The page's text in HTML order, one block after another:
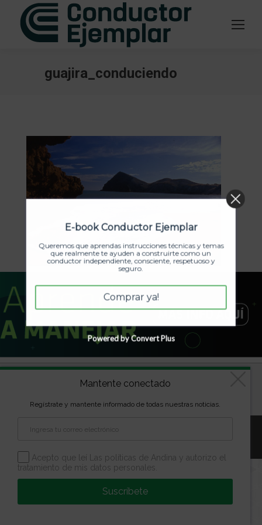
guajira_conduciendo
propiedad de la Escuela Andina | Todos los derechos
reservados
Aviso Legal Política de Privacidad
Mantente conectado
Regístrate y mantente informado de todas nuestras noticias.
Acepto que leí Las políticas de Andina y autorizo el
tratamiento de mis datos personales.
Suscríbete
E-book Conductor Ejemplar
Queremos que aprendas instrucciones técnicas y temas
que realmente te ayuden a construirte como un
conductor independiente, consciente, respetuoso y
seguro.
Comprar ya!
Powered by Convert Plus